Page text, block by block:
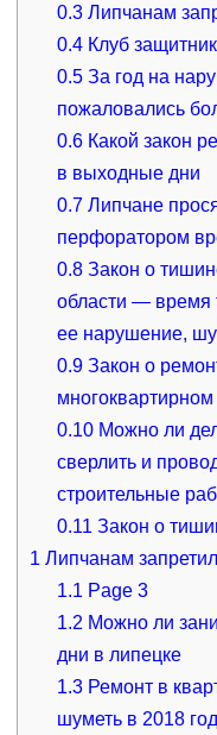
0.3 Липчанам
0.4 Клуб
0.5 За год на
пожаловались
0.6 Какой закон
в выходные дни
0.7 Липчане
перфоратором
0.8 Закон о
области — время
ее нарушение,
0.9 Закон о
0.10 Можно ли
сверлить и
строительные
0.11 Закон о
1 Липчанам
1.1 Page 3
1.2 Можно ли
дни в липецке
1.3 Ремонт в
шуметь в 2018